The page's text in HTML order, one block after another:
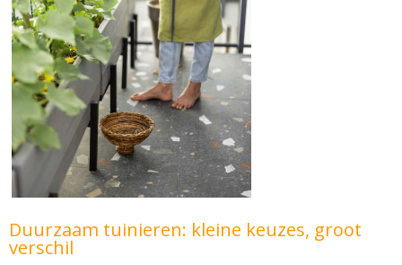
Duurzaam tuinieren: kleine keuzes, groot
verschil